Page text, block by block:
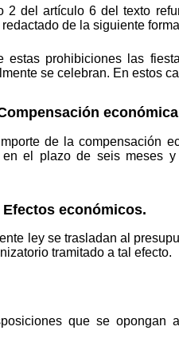
2 del artículo 6 del texto
de la siguiente
estas prohibiciones las
se celebran. En estos
de la compensación
el plazo de seis meses y
económicos.
ley se trasladan al
tramitado a tal efecto.
que se